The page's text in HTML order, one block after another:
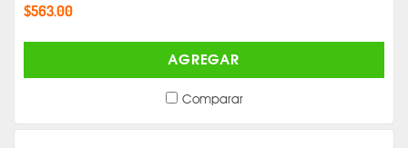
$563.00
AGREGAR
Comparar